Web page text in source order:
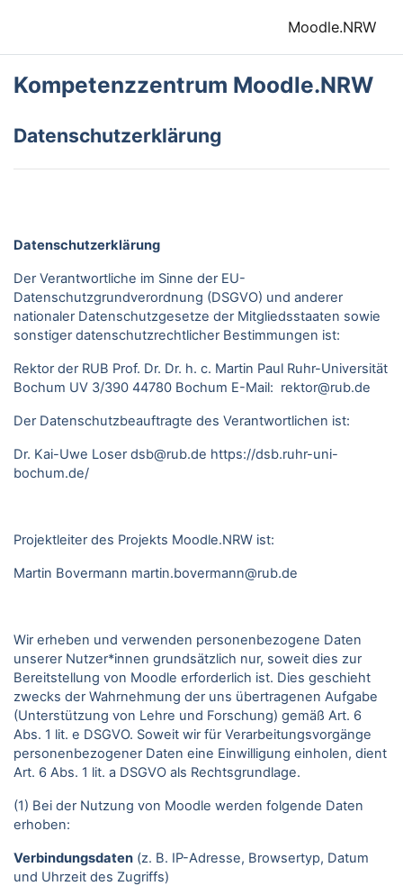
Moodle.NRW
Kompetenzzentrum Moodle.NRW
Datenschutzerklärung
Datenschutzerklärung
Der Verantwortliche im Sinne der EU-
Datenschutzgrundverordnung (DSGVO) und anderer
nationaler Datenschutzgesetze der Mitgliedsstaaten sowie
sonstiger datenschutzrechtlicher Bestimmungen ist:
Rektor der RUB Prof. Dr. Dr. h. c. Martin Paul Ruhr-Universität
Bochum UV 3/390 44780 Bochum E-Mail: rektor@rub.de
Der Datenschutzbeauftragte des Verantwortlichen ist:
Dr. Kai-Uwe Loser dsb@rub.de https://dsb.ruhr-uni-
bochum.de/
Projektleiter des Projekts Moodle.NRW ist:
Martin Bovermann martin.bovermann@rub.de
Wir erheben und verwenden personenbezogene Daten
unserer Nutzer*innen grundsätzlich nur, soweit dies zur
Bereitstellung von Moodle erforderlich ist. Dies geschieht
zwecks der Wahrnehmung der uns übertragenen Aufgabe
(Unterstützung von Lehre und Forschung) gemäß Art. 6
Abs. 1 lit. e DSGVO. Soweit wir für Verarbeitungsvorgänge
personenbezogener Daten eine Einwilligung einholen, dient
Art. 6 Abs. 1 lit. a DSGVO als Rechtsgrundlage.
(1) Bei der Nutzung von Moodle werden folgende Daten
erhoben:
Verbindungsdaten (z. B. IP-Adresse, Browsertyp, Datum
und Uhrzeit des Zugriffs)